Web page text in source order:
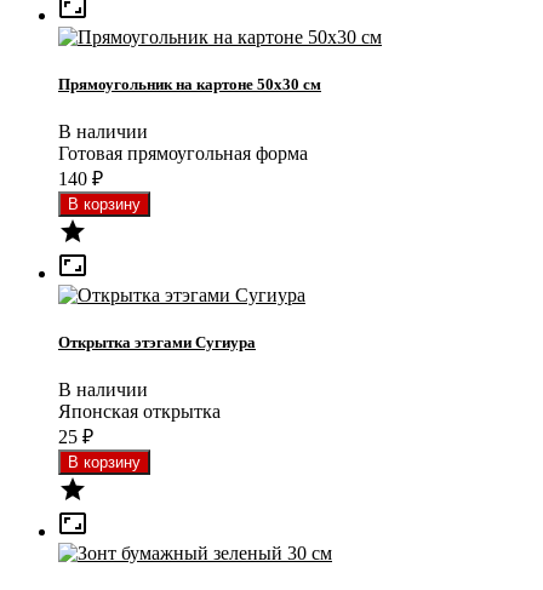

Прямоугольник на картоне 50x30 см
В наличии
Готовая прямоугольная форма
140 ₽


Открытка этэгами Сугиура
В наличии
Японская открытка
25 ₽

